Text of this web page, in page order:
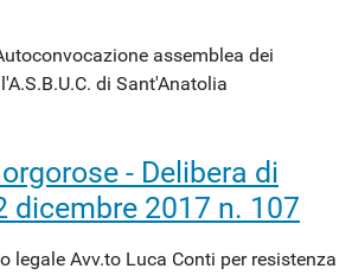
assemblea dei
di Sant'Anatolia
- Delibera di
dicembre 2017 n. 107
legale Avv.to Luca Conti per resistenza